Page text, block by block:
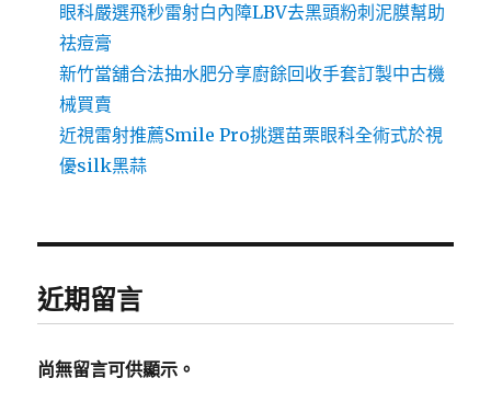
眼科嚴選飛秒雷射白內障LBV去黑頭粉刺泥膜幫助
祛痘膏
新竹當舖合法抽水肥分享廚餘回收手套訂製中古機
械買賣
近視雷射推薦Smile Pro挑選苗栗眼科全術式於視
優silk黑蒜
近期留言
尚無留言可供顯示。